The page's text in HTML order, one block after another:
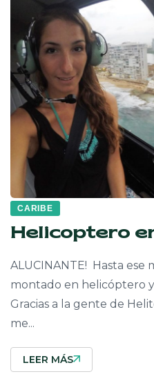
CARIBE
Helicoptero
ALUCINANTE! Hasta
montado en helicóptero
Gracias a la gente de
me...
LEER MÁS